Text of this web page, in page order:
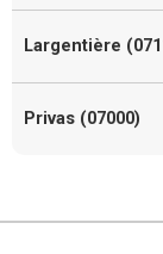
Largentière
Privas (07000)